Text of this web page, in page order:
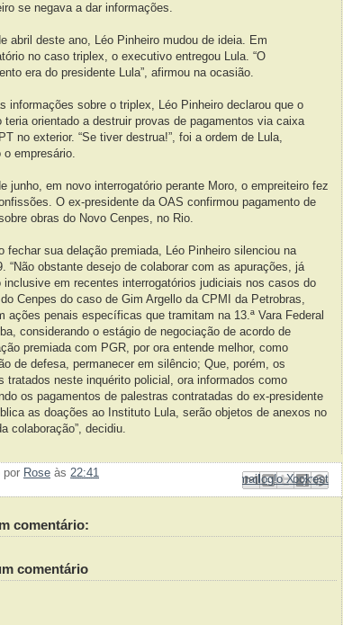
se negava a dar informações.
abril deste ano, Léo Pinheiro mudou de ideia. Em
no caso triplex, o executivo entregou Lula. “O
era do presidente Lula”, afirmou na ocasião.
informações sobre o triplex, Léo Pinheiro declarou que o
teria orientado a destruir provas de pagamentos via caixa
no exterior. “Se tiver destrua!”, foi a ordem de Lula,
o empresário.
junho, em novo interrogatório perante Moro, o empreiteiro fez
O ex-presidente da OAS confirmou pagamento de
obras do Novo Cenpes, no Rio.
fechar sua delação premiada, Léo Pinheiro silenciou na
“Não obstante desejo de colaborar com as apurações, já
inclusive em recentes interrogatórios judiciais nos casos do
do Cenpes do caso de Gim Argello da CPMI da Petrobras,
ações penais específicas que tramitam na 13.ª Vara Federal
considerando o estágio de negociação de acordo de
premiada com PGR, por ora entende melhor, como
de defesa, permanecer em silêncio; Que, porém, os
tratados neste inquérito policial, ora informados como
os pagamentos de palestras contratadas do ex-presidente
as doações ao Instituto Lula, serão objetos de anexos no
colaboração”, decidiu.
por Rose às 22:41 Enviar por e-mail
Postar no blog!
Compartilhar no X
Compartilhar no Facebook
Compartilhar com o Pinterest
comentário:
comentário